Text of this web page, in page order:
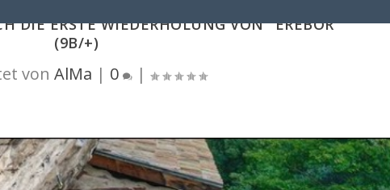
DIE ERSTE WIEDERHOLUNG VON "EREBOR"
(9B/+)
von AlMa | 0 |